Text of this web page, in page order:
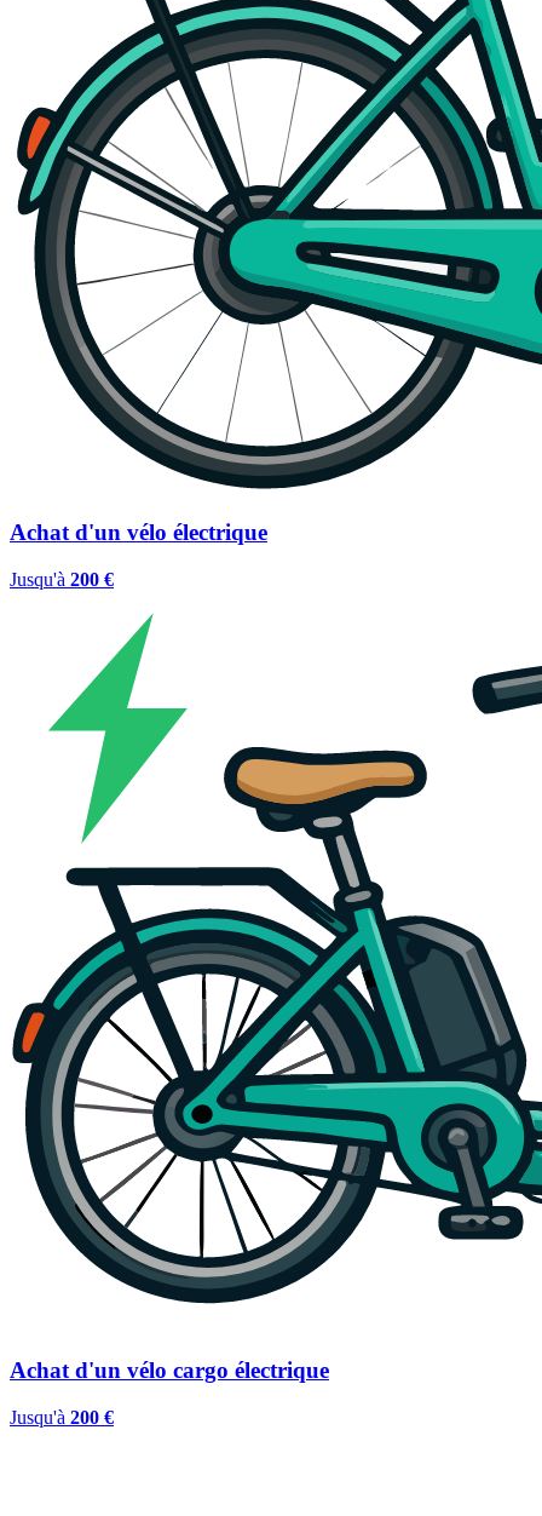
Achat d'un vélo électrique
Jusqu'à 200 €
Achat d'un vélo cargo électrique
Jusqu'à 200 €